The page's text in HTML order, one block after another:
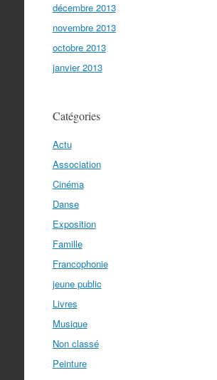
décembre 2013
novembre 2013
octobre 2013
janvier 2013
Catégories
Actu
Association
Cinéma
Danse
Exposition
Famille
Francophonie
jeune public
Livres
Musique
Non classé
Peinture